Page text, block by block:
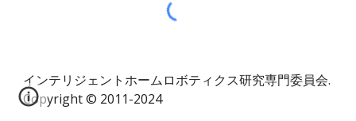
インテリジェントホームロボティクス研究専門委員会.
Copyright © 2011-2024